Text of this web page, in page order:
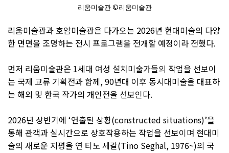
리움미술관 ©리움미술관
리움미술관과 호암미술관은 다가오는 2026년 현대미술의 다양
한 면면을 조명하는 전시 프로그램을 전개할 예정이라 전했다.
먼저 리움미술관은 1세대 여성 설치미술가들의 작업을 선보이
는 국제 교류 기획전과 함께, 90년대 이후 동시대미술을 대표하
는 해외 및 한국 작가의 개인전을 선보인다.
2026년 상반기에 ‘연출된 상황(constructed situations)’을
통해 관객과 실시간으로 상호작용하는 작업을 선보이며 현대미
술의 새로운 지평을 연 티노 세갈(Tino Seghal, 1976~)의 국